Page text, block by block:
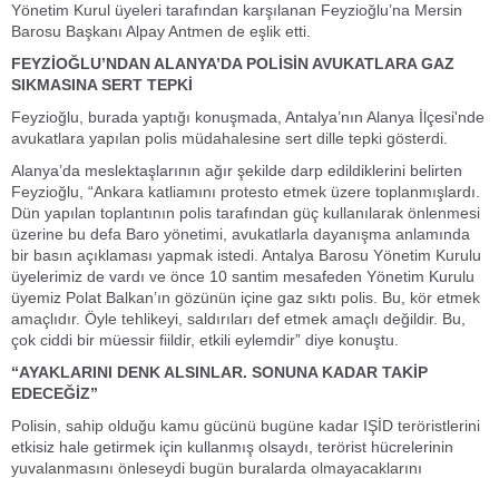
Yönetim Kurul üyeleri tarafından karşılanan Feyzioğlu’na Mersin
Barosu Başkanı Alpay Antmen de eşlik etti.
FEYZİOĞLU’NDAN ALANYA’DA POLİSİN AVUKATLARA GAZ
SIKMASINA SERT TEPKİ
Feyzioğlu, burada yaptığı konuşmada, Antalya’nın Alanya İlçesi'nde
avukatlara yapılan polis müdahalesine sert dille tepki gösterdi.
Alanya’da meslektaşlarının ağır şekilde darp edildiklerini belirten
Feyzioğlu, “Ankara katliamını protesto etmek üzere toplanmışlardı.
Dün yapılan toplantının polis tarafından güç kullanılarak önlenmesi
üzerine bu defa Baro yönetimi, avukatlarla dayanışma anlamında
bir basın açıklaması yapmak istedi. Antalya Barosu Yönetim Kurulu
üyelerimiz de vardı ve önce 10 santim mesafeden Yönetim Kurulu
üyemiz Polat Balkan’ın gözünün içine gaz sıktı polis. Bu, kör etmek
amaçlıdır. Öyle tehlikeyi, saldırıları def etmek amaçlı değildir. Bu,
çok ciddi bir müessir fiildir, etkili eylemdir” diye konuştu.
“AYAKLARINI DENK ALSINLAR. SONUNA KADAR TAKİP
EDECEĞİZ”
Polisin, sahip olduğu kamu gücünü bugüne kadar IŞİD teröristlerini
etkisiz hale getirmek için kullanmış olsaydı, terörist hücrelerinin
yuvalanmasını önleseydi bugün buralarda olmayacaklarını